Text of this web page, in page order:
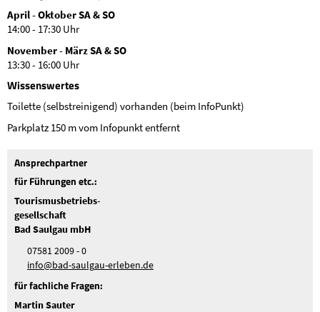
April - Oktober SA & SO
14:00 - 17:30 Uhr
November - März SA & SO
13:30 - 16:00 Uhr
Wissenswertes
Toilette (selbstreinigend) vorhanden (beim InfoPunkt)
Parkplatz 150 m vom Infopunkt entfernt
Ansprechpartner
für Führungen etc.:
Tourismusbetriebs-
gesellschaft
Bad Saulgau mbH
07581 2009 - 0
nf
b d-s lg - rl b n d
für fachliche Fragen:
Martin Sauter